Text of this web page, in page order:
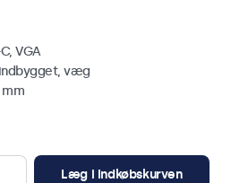
VGA
væg
mm
Læg i indkøbskurven